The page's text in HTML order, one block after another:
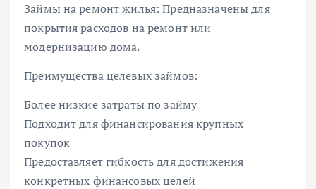
Займы на ремонт жилья: Предназначены для
покрытия расходов на ремонт или
модернизацию дома.
Преимущества целевых займов:
Более низкие затраты по займу
Подходит для финансирования крупных
покупок
Предоставляет гибкость для достижения
конкретных финансовых целей